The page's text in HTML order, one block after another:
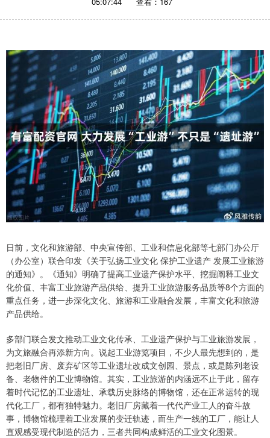
日前，文化和旅游部、中央宣传部、工业和信息化部等七部门办公厅
（办公室）联合印发《关于弘扬工业文化 保护工业遗产 发展工业旅游
的通知》。《通知》明确了提高工业遗产保护水平、挖掘阐释工业文
化价值、丰富工业旅游产品供给、提升工业旅游服务品质等8个方面的
重点任务，进一步深化文化、旅游和工业融合发展，丰富文化和旅游
产品供给。
多部门联合发文推动工业文化传承、工业遗产保护与工业旅游发展，
为文旅融合再添新方向。说起工业游览项目，不少人最先想到的，是
把老旧厂房、废弃矿区等工业遗址改成文创园、景点，或是陈列老设
备、老物件的工业博物馆。其实，工业旅游的内涵远不止于此，留存
着时代记忆的工业遗址、承载历史脉络的博物馆，还在正常运转的现
代化工厂，都有独特魅力。老旧厂房藏着一代代产业工人的奋斗故
事，博物馆梳理着工业发展的变迁轨迹，而生产一线的工厂，能让人
直观感受现代制造的活力，三者共同构成鲜活的工业文化图景。